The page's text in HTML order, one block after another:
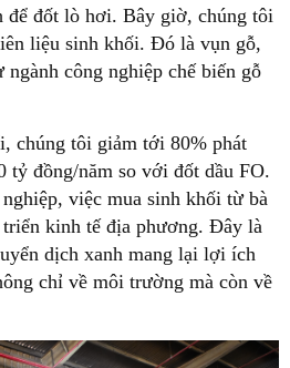
để đốt lò hơi. Bây giờ, chúng tôi
liệu sinh khối. Đó là vụn gỗ,
công nghiệp chế biến gỗ
chúng tôi giảm tới 80% phát
tỷ đồng/năm so với đốt dầu FO.
việc mua sinh khối từ bà
triển kinh tế địa phương. Đây là
dịch xanh mang lại lợi ích
chỉ về môi trường mà còn về